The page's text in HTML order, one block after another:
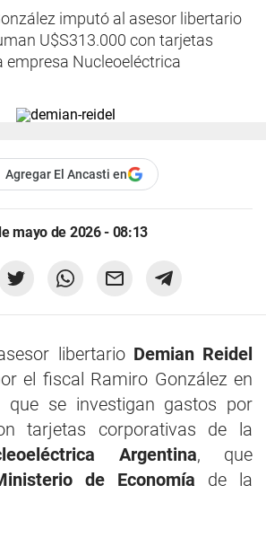
imputó al asesor libertario
U$S313.000 con tarjetas
empresa Nucleoeléctrica
Agregar El Ancasti en
mayo de 2026 - 08:13
libertarioDemian Reidel
el fiscal Ramiro González en
que se investigan gastos por
tarjetas corporativas de la
Argentina, que
de Economía de la